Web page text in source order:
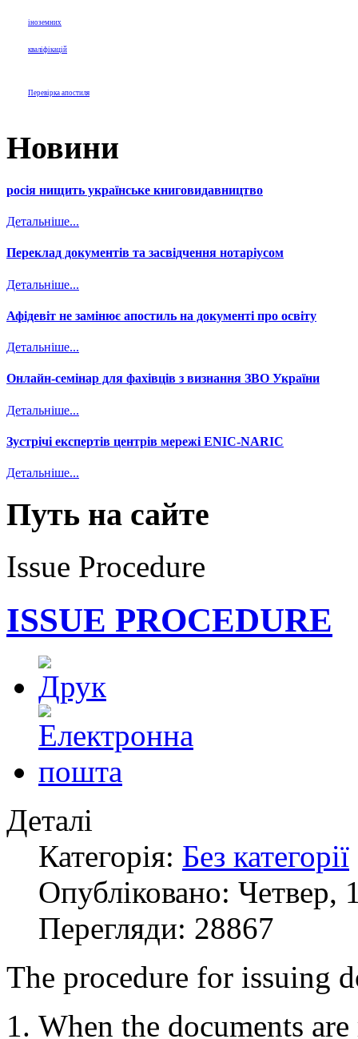
іноземних
кваліфікацій
Перевірка апостиля
Новини
росія нищить українське книговидавництво
Детальніше...
Переклад документів та засвідчення нотаріусом
Детальніше...
Афідевіт не замінює апостиль на документі про освіту
Детальніше...
Онлайн-семінар для фахівців з визнання ЗВО України
Детальніше...
Зустрічі експертів центрів мережі ENIC-NARIC
Детальніше...
Путь на сайте
Issue Procedure
ISSUE PROCEDURE
Деталі
Категорія: Без категорії
Опубліковано: Четвер,
Перегляди: 28867
The procedure for issuing
When the documents